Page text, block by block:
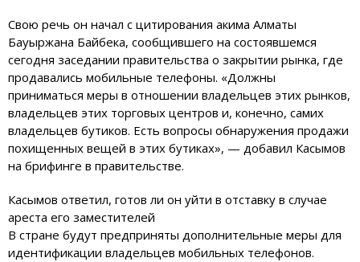
Свою речь он начал с цитирования акима Алматы
Бауыржана Байбека, сообщившего на состоявшемся
сегодня заседании правительства о закрытии рынка, где
продавались мобильные телефоны. «Должны
приниматься меры в отношении владельцев этих рынков,
владельцев этих торговых центров и, конечно, самих
владельцев бутиков. Есть вопросы обнаружения продажи
похищенных вещей в этих бутиках», — добавил Касымов
на брифинге в правительстве.
Касымов ответил, готов ли он уйти в отставку в случае
ареста его заместителей
В стране будут предприняты дополнительные меры для
идентификации владельцев мобильных телефонов.